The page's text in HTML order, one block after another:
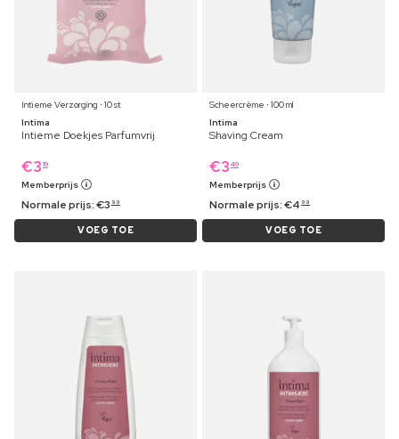
Intieme Verzorging ⋅ 10 st
Intima
Intieme Doekjes Parfumvrij
€3 19
Memberprijs
Normale prijs:€3 99
VOEG TOE
Scheercrème ⋅ 100 ml
Intima
Shaving Cream
€3 49
Memberprijs
Normale prijs:€4 99
VOEG TOE